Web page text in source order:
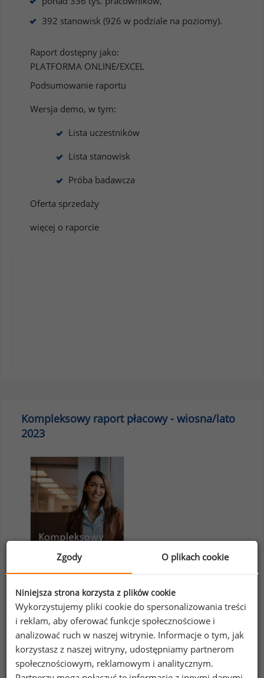
392 stanowisk (926 w podziale na poziomy).
Raport dostępny jako:
PLATFORMA ONLINE/EXCEL
Podsumowanie raportu
Wersja demo, w tym:
Lista uczestników
Lista stanowisk
Próba badawcza
Oferta sprzedaży
więcej o raporcie
Kompleksowy raport płacowy - wiosna/lato
2023
816 firm,
ponad 316 tys. pracowników,
383 stanowisk (906 w podziale na poziomy).
Raport dostępny jako:
Zgody O plikach cookie
Niniejsza strona korzysta z plików cookie
Wykorzystujemy pliki cookie do spersonalizowania treści
i reklam, aby oferować funkcje społecznościowe i
analizować ruch w naszej witrynie. Informacje o tym, jak
korzystasz z naszej witryny, udostępniamy partnerom
społecznościowym, reklamowym i analitycznym.